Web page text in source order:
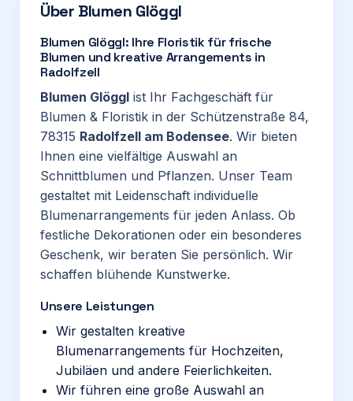
Über Blumen Glöggl
Blumen Glöggl: Ihre Floristik für frische
Blumen und kreative Arrangements in
Radolfzell
Blumen Glöggl ist Ihr Fachgeschäft für
Blumen & Floristik in der Schützenstraße 84,
78315 Radolfzell am Bodensee. Wir bieten
Ihnen eine vielfältige Auswahl an
Schnittblumen und Pflanzen. Unser Team
gestaltet mit Leidenschaft individuelle
Blumenarrangements für jeden Anlass. Ob
festliche Dekorationen oder ein besonderes
Geschenk, wir beraten Sie persönlich. Wir
schaffen blühende Kunstwerke.
Unsere Leistungen
Wir gestalten kreative
Blumenarrangements für Hochzeiten,
Jubiläen und andere Feierlichkeiten.
Wir führen eine große Auswahl an